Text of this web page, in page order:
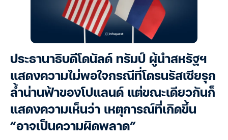
ประธานาธิบดีโดนัลด์ ทรัมป์ ผู้นำสหรัฐฯ
แสดงความไม่พอใจกรณีที่โดรนรัสเซียรุก
ล้ำน่านฟ้าของโปแลนด์ แต่ขณะเดียวกันก็
แสดงความเห็นว่า เหตุการณ์ที่เกิดขึ้น
“อาจเป็นความผิดพลาด”